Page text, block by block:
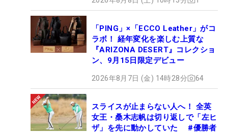
「PING」×「ECCO Leather」がコ
ラボ！ 経年変化を楽しむ上質な
『ARIZONA DESERT』コレクショ
ン、9月15日限定デビュー
2026年8月7日 (金) 14時28分 64
スライスが止まらない人へ！ 全英
女王・桑木志帆は切り返しで「左ヒ
ザ」を先に動かしていた #優勝者